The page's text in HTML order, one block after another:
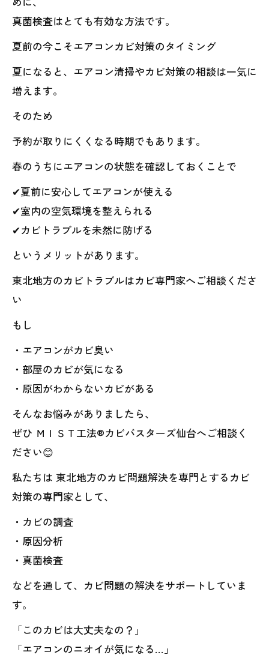
真菌検査はとても有効な方法です。
夏前の今こそエアコンカビ対策のタイミング
夏になると、エアコン清掃やカビ対策の相談は一気に
増えます。
そのため
予約が取りにくくなる時期でもあります。
春のうちにエアコンの状態を確認しておくことで
✔夏前に安心してエアコンが使える
✔室内の空気環境を整えられる
✔カビトラブルを未然に防げる
というメリットがあります。
東北地方のカビトラブルはカビ専門家へご相談くださ
い
もし
・エアコンがカビ臭い
・部屋のカビが気になる
・原因がわからないカビがある
そんなお悩みがありましたら、
ぜひ ＭＩＳＴ工法®カビバスターズ仙台へご相談く
ださい😊
私たちは 東北地方のカビ問題解決を専門とするカビ
対策の専門家として、
・カビの調査
・原因分析
・真菌検査
などを通して、カビ問題の解決をサポートしていま
す。
「このカビは大丈夫なの？」
「エアコンのニオイが気になる…」